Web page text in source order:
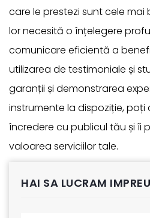
care le prestezi sunt cele mai
lor necesită o înțelegere
comunicare eficientă a
utilizarea de testimoniale și
garanții și demonstrarea
instrumente la dispoziție, poți
încredere cu publicul tău și îi
valoarea serviciilor tale.
HAI SA LUCRAM